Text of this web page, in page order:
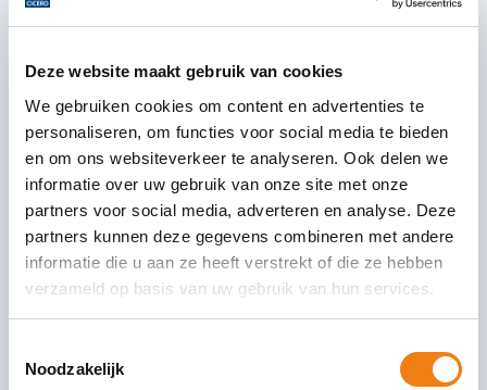
Deze website maakt gebruik van cookies
We gebruiken cookies om content en advertenties te
personaliseren, om functies voor social media te bieden
en om ons websiteverkeer te analyseren. Ook delen we
informatie over uw gebruik van onze site met onze
partners voor social media, adverteren en analyse. Deze
partners kunnen deze gegevens combineren met andere
informatie die u aan ze heeft verstrekt of die ze hebben
verzameld op basis van uw gebruik van hun services.
Noodzakelijk
Uitzendverbod vleessector per
maart 2028
Minister Vijlbrief van SZW gaat de vleessector per
1 maart 2028 verbieden om nog met
uitzendkrachten te werken voor banen die te